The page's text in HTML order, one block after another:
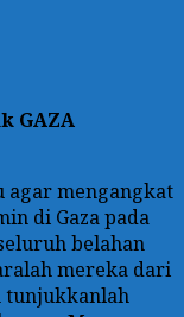
GAZA
agar mengangkat
di Gaza pada
belahan
mereka dari
tunjukkanlah